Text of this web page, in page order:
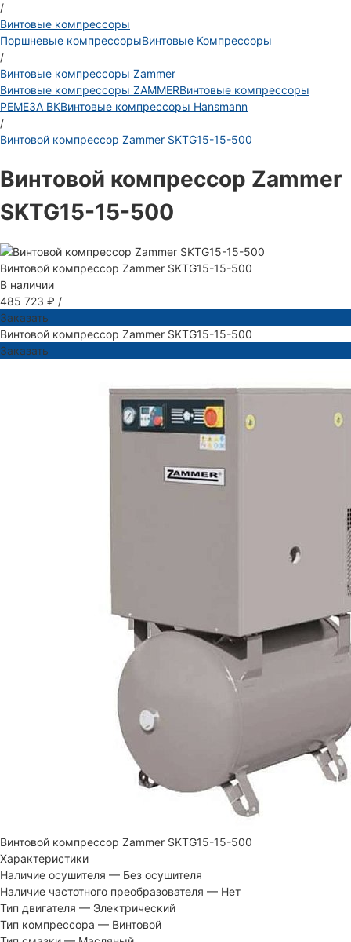
/
Винтовые компрессоры
Поршневые компрессорыВинтовые Компрессоры
/
Винтовые компрессоры Zammer
Винтовые компрессоры ZAMMERВинтовые компрессоры
РЕМЕЗА ВКВинтовые компрессоры Hansmann
/
Винтовой компрессор Zammer SKTG15-15-500
Винтовой компрессор Zammer
SKTG15-15-500
Винтовой компрессор Zammer SKTG15-15-500
В наличии
485 723 ₽ /
Заказать
Винтовой компрессор Zammer SKTG15-15-500
Заказать
Винтовой компрессор Zammer SKTG15-15-500
Характеристики
Наличие осушителя — Без осушителя
Наличие частотного преобразователя — Нет
Тип двигателя — Электрический
Тип компрессора — Винтовой